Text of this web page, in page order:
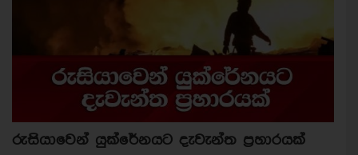
රුසියාවෙන් යුක්රේනයට දැවැන්ත ප්‍රහාරයක්